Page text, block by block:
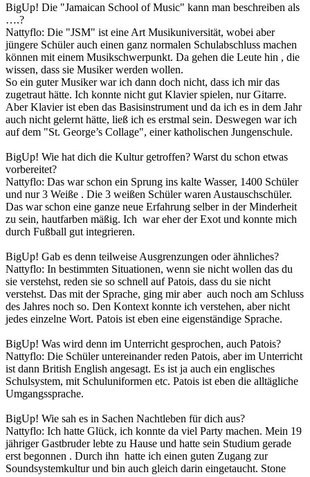
BigUp! Die "Jamaican School of Music" kann man beschreiben als
….?
Nattyflo: Die "JSM" ist eine Art Musikuniversität, wobei aber
jüngere Schüler auch einen ganz normalen Schulabschluss machen
können mit einem Musikschwerpunkt. Da gehen die Leute hin , die
wissen, dass sie Musiker werden wollen.
So ein guter Musiker war ich dann doch nicht, dass ich mir das
zugetraut hätte. Ich konnte nicht gut Klavier spielen, nur Gitarre.
Aber Klavier ist eben das Basisinstrument und da ich es in dem Jahr
auch nicht gelernt hätte, ließ ich es erstmal sein. Deswegen war ich
auf dem "St. George’s Collage", einer katholischen Jungenschule.
BigUp! Wie hat dich die Kultur getroffen? Warst du schon etwas
vorbereitet?
Nattyflo: Das war schon ein Sprung ins kalte Wasser, 1400 Schüler
und nur 3 Weiße . Die 3 weißen Schüler waren Austauschschüler.
Das war schon eine ganze neue Erfahrung selber in der Minderheit
zu sein, hautfarben mäßig. Ich war eher der Exot und konnte mich
durch Fußball gut integrieren.
BigUp! Gab es denn teilweise Ausgrenzungen oder ähnliches?
Nattyflo: In bestimmten Situationen, wenn sie nicht wollen das du
sie verstehst, reden sie so schnell auf Patois, dass du sie nicht
verstehst. Das mit der Sprache, ging mir aber auch noch am Schluss
des Jahres noch so. Den Kontext konnte ich verstehen, aber nicht
jedes einzelne Wort. Patois ist eben eine eigenständige Sprache.
BigUp! Was wird denn im Unterricht gesprochen, auch Patois?
Nattyflo: Die Schüler untereinander reden Patois, aber im Unterricht
ist dann British English angesagt. Es ist ja auch ein englisches
Schulsystem, mit Schuluniformen etc. Patois ist eben die alltägliche
Umgangssprache.
BigUp! Wie sah es in Sachen Nachtleben für dich aus?
Nattyflo: Ich hatte Glück, ich konnte da viel Party machen. Mein 19
jähriger Gastbruder lebte zu Hause und hatte sein Studium gerade
erst begonnen . Durch ihn hatte ich einen guten Zugang zur
Soundsystemkultur und bin auch gleich darin eingetaucht. Stone